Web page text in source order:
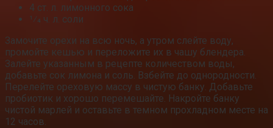
4 ст. л. лимонного сока
1⁄4 ч. л. соли
Замочите орехи на всю ночь, а утром слейте воду,
промойте кешью и переложите их в чашу блендера.
Залейте указанным в рецепте количеством воды,
добавьте сок лимона и соль. Взбейте до однородности.
Перелейте ореховую массу в чистую банку. Добавьте
пробиотик и хорошо перемешайте. Накройте банку
чистой марлей и оставьте в темном прохладном месте на
12 часов.